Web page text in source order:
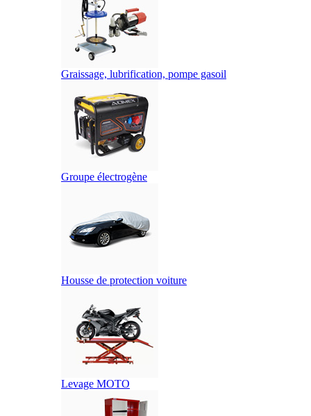
Graissage, lubrification, pompe gasoil
Groupe électrogène
Housse de protection voiture
Levage MOTO